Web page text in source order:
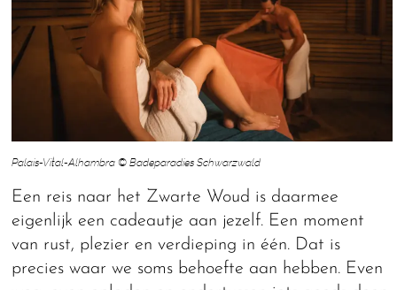
Palais-Vital-Alhambra © Badeparadies Schwarzwald
Een reis naar het Zwarte Woud is daarmee
eigenlijk een cadeautje aan jezelf. Een moment
van rust, plezier en verdieping in één. Dat is
precies waar we soms behoefte aan hebben. Even